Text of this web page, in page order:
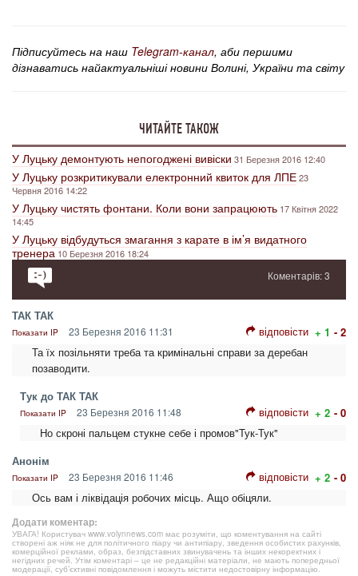
Підписуйтесь на наш Telegram-канал, аби першими
дізнаватись найактуальніші новини Волині, України та світу
ЧИТАЙТЕ ТАКОЖ
У Луцьку демонтують непогоджені вивіски 31 Березня 2016 12:40
У Луцьку розкритикували електронний квиток для ЛПЕ23
Червня 2016 14:22
У Луцьку чистять фонтани. Коли вони запрацюють 17 Квітня 2022
14:45
У Луцьку відбудуться змагання з карате в ім’я видатного
тренера 10 Березня 2016 18:24
Коментарів: 3
ТАК ТАК
Показати IP 23 Березня 2016 11:31 відповісти + 1 - 2
Та їх позільняти треба та кримінальні справи за деребан
позаводити.
Тук до ТАК ТАК
Показати IP 23 Березня 2016 11:48 відповісти + 2 - 0
Но скроні пальцем стукне себе і промов"Тук-Тук"
Анонім
Показати IP 23 Березня 2016 11:46 відповісти + 2 - 0
Ось вам і ліквідація робочих місць. Ащо обіцяли.
Додати коментар:
УВАГА! Користувач www.volynnews.com має розуміти, що коментування на сайті
створені аж ніяк не для політичного піару чи антипіару, зведення особистих рахунків,
комерційної реклами, образ, безпідставних звинувачень та інших некоректних і
негідних речей. Утім коментарі – це не редакційні матеріали, не мають попередньої
модерації, суб’єктивні повідомлення і можуть містити недостовірну інформацію.